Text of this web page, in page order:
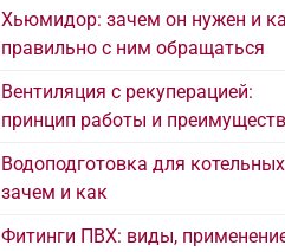
Хьюмидор: зачем он нужен и
правильно с ним обращаться
Вентиляция с рекуперацией:
принцип работы и
Водоподготовка для
зачем и как
Фитинги ПВХ: виды,